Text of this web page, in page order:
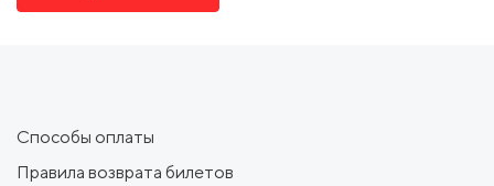
Способы оплаты
Правила возврата билетов